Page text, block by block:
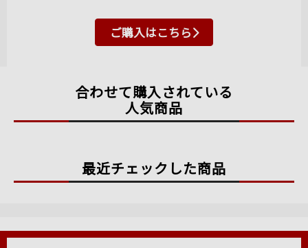
ご購入はこちら
合わせて購入されている
人気商品
最近チェックした商品